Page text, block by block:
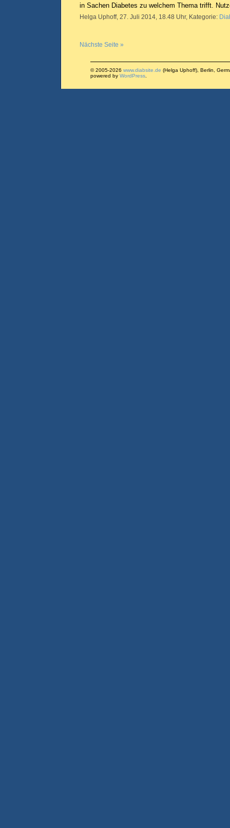
in Sachen Diabetes zu welchem Thema trifft.
Helga Uphoff, 27. Juli 2014, 18.48 Uhr, Kategorie:
Nächste Seite »
© 2005-2026 www.diabsite.de (Helga Uphoff), Berlin,
powered by WordPress.